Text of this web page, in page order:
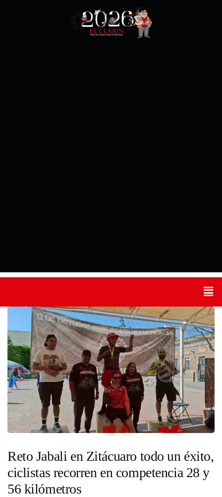
Reto Jabali en Zitácuaro todo un éxito,
ciclistas recorren en competencia 28 y
56 kilómetros